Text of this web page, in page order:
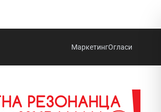
МаркетингОгласи